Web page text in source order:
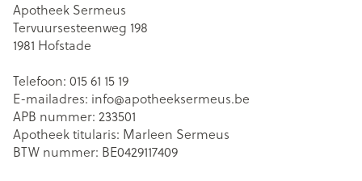
Apotheek Sermeus
Tervuursesteenweg 198
1981 Hofstade
Telefoon: 015 61 15 19
E-mailadres: info@apotheeksermeus.be
APB nummer: 233501
Apotheek titularis: Marleen Sermeus
BTW nummer: BE0429117409